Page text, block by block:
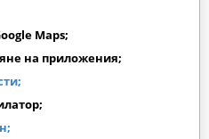
Maps;
на приложения;